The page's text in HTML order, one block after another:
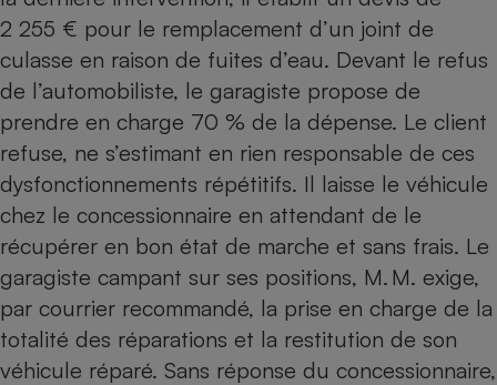
2 255 € pour le remplacement d’un joint de
culasse en raison de fuites d’eau. Devant le refus
de l’automobiliste, le garagiste propose de
prendre en charge 70 % de la dépense. Le client
refuse, ne s’estimant en rien responsable de ces
dysfonctionnements répétitifs. Il laisse le véhicule
chez le concessionnaire en attendant de le
récupérer en bon état de marche et sans frais. Le
garagiste campant sur ses positions, M. M. exige,
par courrier recommandé, la prise en charge de la
totalité des réparations et la restitution de son
véhicule réparé. Sans réponse du concessionnaire,
Complément
alimentaire
bouteille
Assurance emprunteur
Banque
Gros électroménager
Petit électroménager -
Lave-linge
Internet
Téléphonie
Téléviseur
Matelas
Mutuelle
Antimoustique